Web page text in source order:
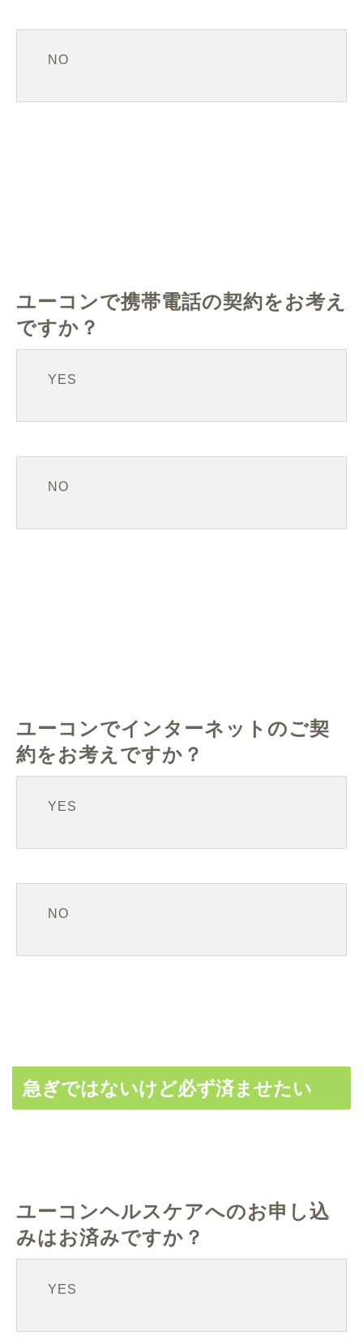
NO
ユーコンで携帯電話の契約をお考え
ですか？
YES
NO
ユーコンでインターネットのご契
約をお考えですか？
YES
NO
急ぎではないけど必ず済ませたい
ユーコンヘルスケアへのお申し込
みはお済みですか？
YES